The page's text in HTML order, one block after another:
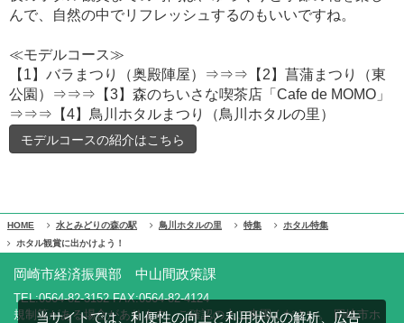
んで、自然の中でリフレッシュするのもいいですね。
≪モデルコース≫
【1】バラまつり（奥殿陣屋）⇒⇒⇒【2】菖蒲まつり（東
公園）⇒⇒⇒【3】森のちいさな喫茶店「Cafe de MOMO」
⇒⇒⇒【4】鳥川ホタルまつり（鳥川ホタルの里）
モデルコースの紹介はこちら
HOME 水とみどりの森の駅 鳥川ホタルの里 特集
ホタル特集
ホタル観賞に出かけよう！
岡崎市経済振興部 中山間政策課
TEL:0564-82-3152 FAX:0564-82-4124
規制等がある場合があります。ご確認の上ご来園ください。 岡崎市ホ
当サイトでは、利便性の向上と利用状況の解析、広告